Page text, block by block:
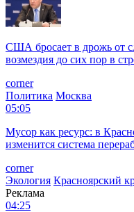
США бросает в дрожь от
возмездия до сих пор в
corner
Политика Москва
05:05
Мусор как ресурс: в
изменится система
corner
Экология Красноярский
Реклама
04:25